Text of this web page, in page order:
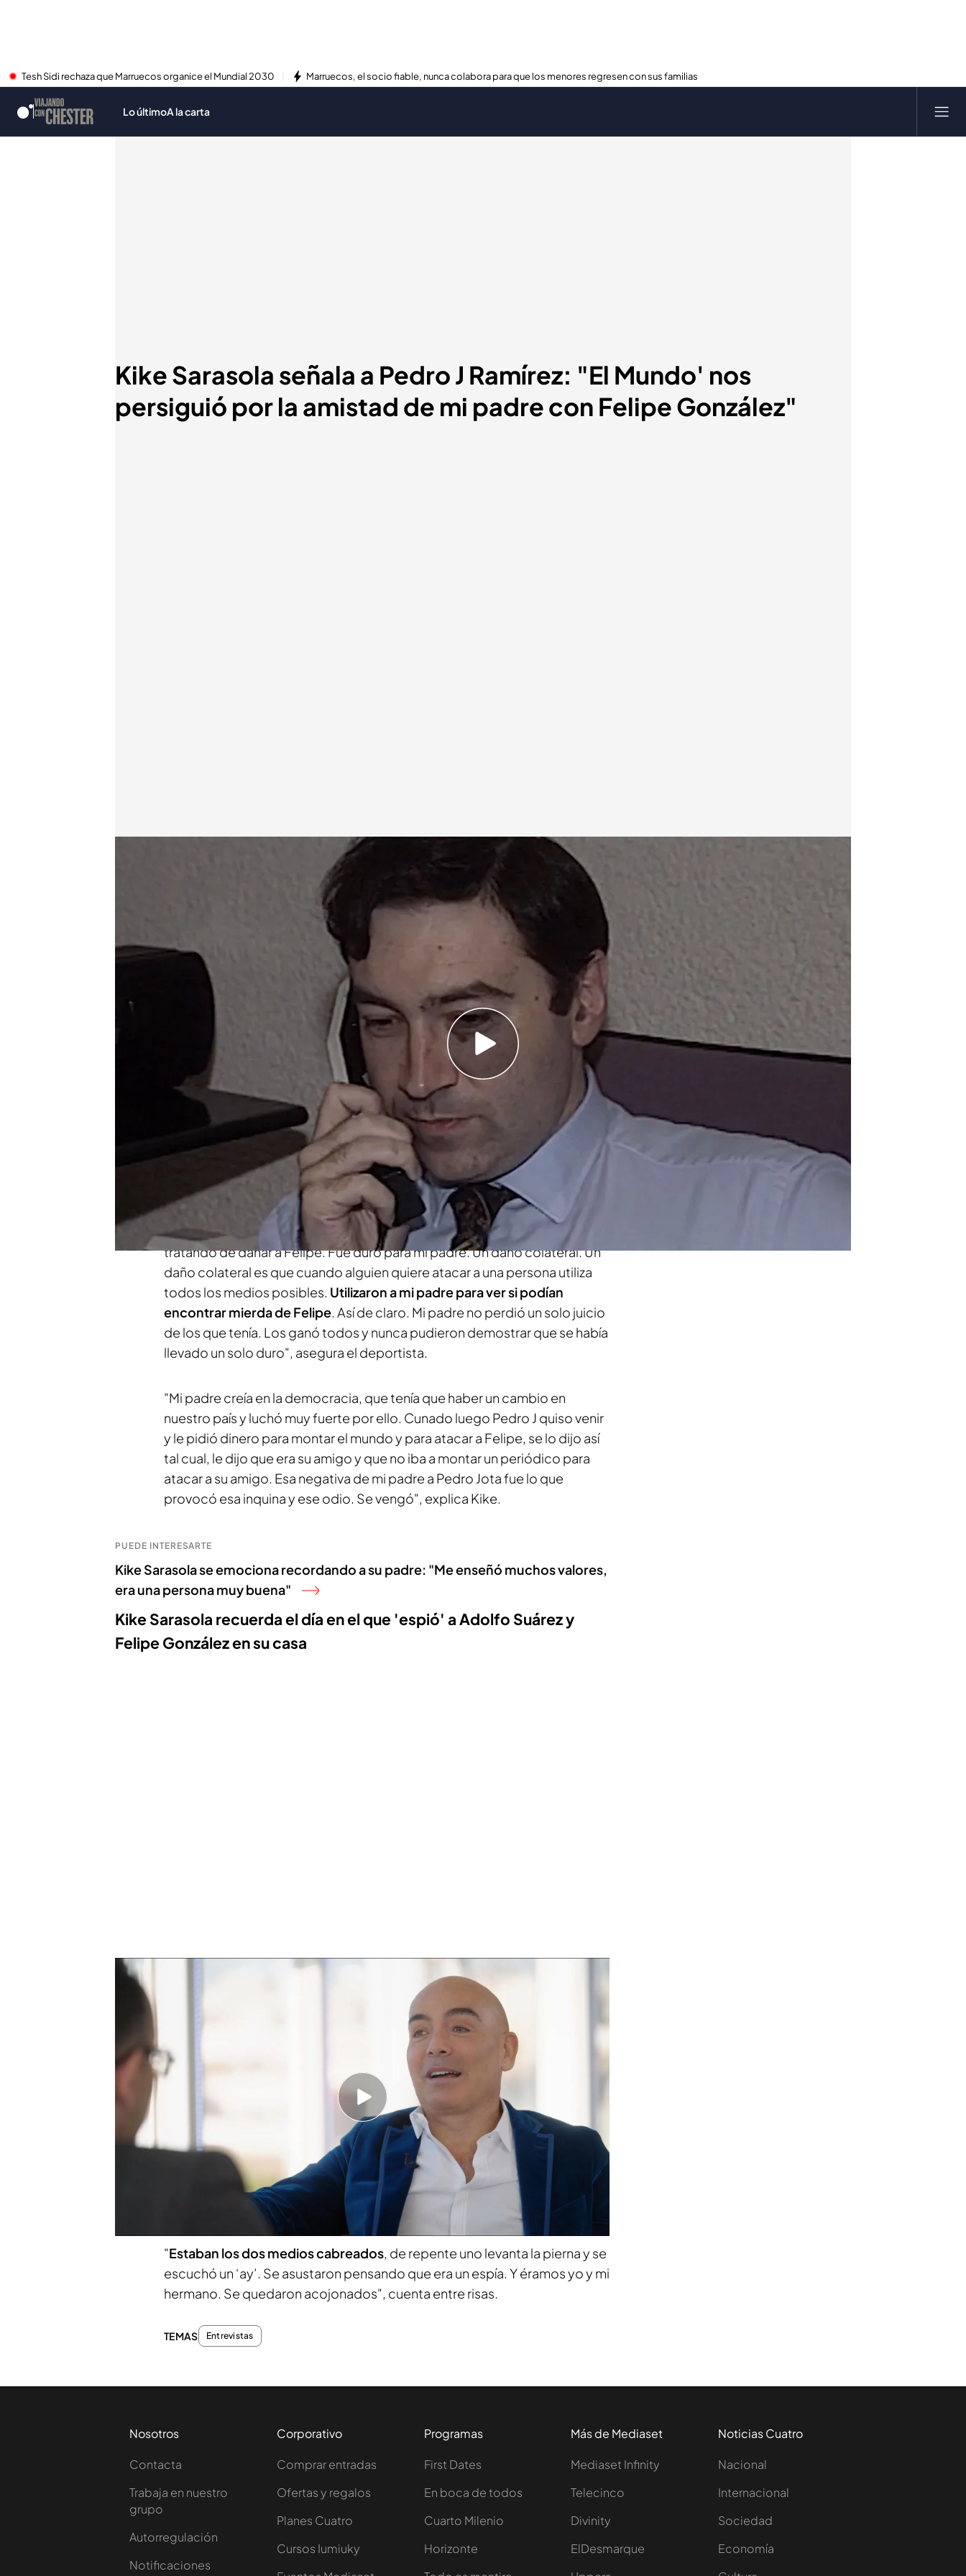
Tesh Sidi rechaza que Marruecos organice el Mundial 2030 Marruecos, el socio fiable, nunca colabora para que los menores regresen con sus familias
Lo últimoA la carta
Kike Sarasola señala a Pedro J Ramírez: "El Mundo' nos
persiguió por la amistad de mi padre con Felipe González"
El deportista se sienta en el sofá de 'Viajando con Chester' y habla de la
relación de su padre con Pedro J
"Utilizaron a mi padre para ver si podían encontrar mierda de Felipe",
cuenta.
Kike Sarasola recuerda entre risas el día que se metió debajo de la
mesa para espiar a los amigos de su padre
Compartir
Kike Sarasolaha visitado'Viajando con Chester' y ha hablado con Risto
Mejide de las consecuencias que tuvo que pagar su familia por la amistad
de su padre. "Mi padre pagó un precio de persecución. Nos agobiaron. ‘El
mundo’. Fue el que nos persiguió, el que nos buscó de arriba a bajo
tratando de dañar a Felipe. Fue duro para mi padre. Un daño colateral. Un
daño colateral es que cuando alguien quiere atacar a una persona utiliza
todos los medios posibles. Utilizaron a mi padre para ver si podían
encontrar mierda de Felipe. Así de claro. Mi padre no perdió un solo juicio
de los que tenía. Los ganó todos y nunca pudieron demostrar que se había
llevado un solo duro", asegura el deportista.
"Mi padre creía en la democracia, que tenía que haber un cambio en
nuestro país y luchó muy fuerte por ello. Cunado luego Pedro J quiso venir
y le pidió dinero para montar el mundo y para atacar a Felipe, se lo dijo así
tal cual, le dijo que era su amigo y que no iba a montar un periódico para
atacar a su amigo. Esa negativa de mi padre a Pedro Jota fue lo que
provocó esa inquina y ese odio. Se vengó", explica Kike.
PUEDE INTERESARTE
Kike Sarasola se emociona recordando a su padre: "Me enseñó muchos valores,
era una persona muy buena"
Kike Sarasola recuerda el día en el que 'espió' a Adolfo Suárez y
Felipe González en su casa
Kike Sarasola recuerda el día que 'espió' a Felipe González y Adolfo Suárez
Risto Mejide ha preguntado al empresario
por su divertida anécdota
'espiando' a Adolfo Suárez y Felipe González. "Yo sabía que había algo,
con el tiempo me he enterado de lo que fue. En esa época estaban a
punto de hacer la moción de censura. Papa que era amigo de los dos hizo
Yo tendría 8 años
, no me enteraba de mucho", recuerda
Kike Sarasola habla de su amistad con Rosalía Mera y su desencuentro con
Sandra Ortega: "Intenté hablar con ella pero no quiso"
"Estaban los dos medios cabreados, de repente uno levanta la pierna y se
escuchó un ‘ay’. Se asustaron pensando que era un espía. Y éramos yo y mi
hermano. Se quedaron acojonados", cuenta entre risas.
TEMAS Entrevistas
Nosotros
Contacta
Trabaja en nuestro
grupo
Autorregulación
Notificaciones
Corporativo
Comprar entradas
Ofertas y regalos
Planes Cuatro
Cursos Iumiuky
Programas
First Dates
En boca de todos
Cuarto Milenio
Horizonte
Más de Mediaset
Mediaset Infinity
Telecinco
Divinity
ElDesmarque
Noticias Cuatro
Nacional
Internacional
Sociedad
Economía